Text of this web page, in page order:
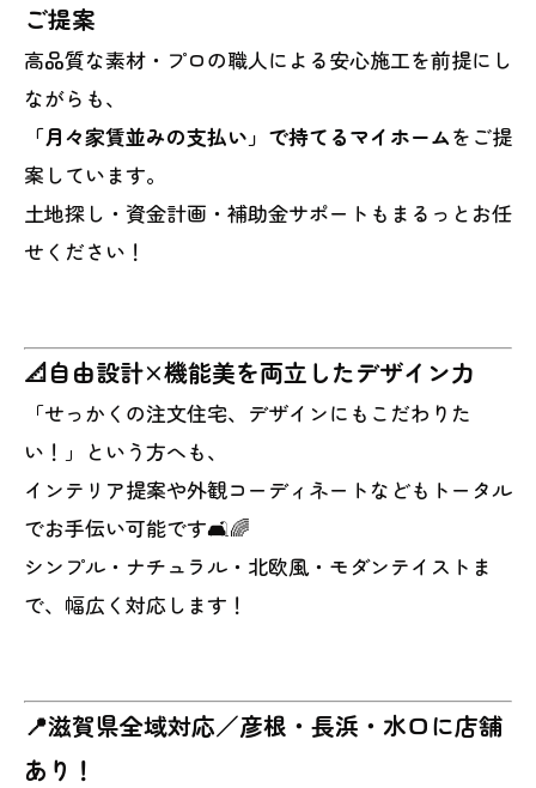
ご提案
高品質な素材・プロの職人による安心施工を前提にし
ながらも、
「月々家賃並みの支払い」で持てるマイホームをご提
案しています。
土地探し・資金計画・補助金サポートもまるっとお任
せください！
📐自由設計×機能美を両立したデザイン力
「せっかくの注文住宅、デザインにもこだわりた
い！」という方へも、
インテリア提案や外観コーディネートなどもトータル
でお手伝い可能です🛋️🌈
シンプル・ナチュラル・北欧風・モダンテイストま
で、幅広く対応します！
📍滋賀県全域対応／彦根・長浜・水口に店舗
あり！